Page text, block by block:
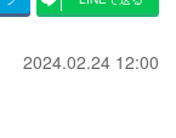
2024.02.24 12:00